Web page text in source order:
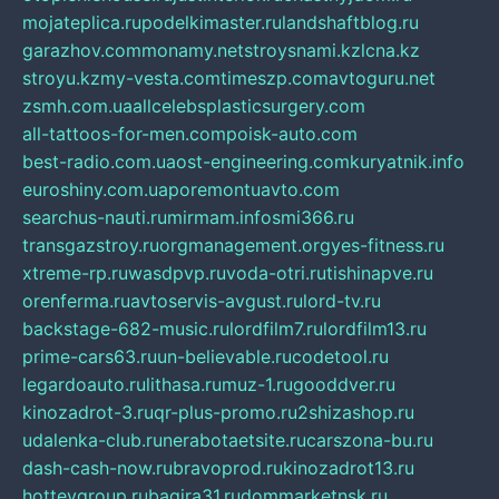
mojateplica.rupodelkimaster.rulandshaftblog.ru
garazhov.commonamy.netstroysnami.kzlcna.kz
stroyu.kzmy-vesta.comtimeszp.comavtoguru.net
zsmh.com.uaallcelebsplasticsurgery.com
all-tattoos-for-men.compoisk-auto.com
best-radio.com.uaost-engineering.comkuryatnik.info
euroshiny.com.uaporemontuavto.com
searchus-nauti.rumirmam.infosmi366.ru
transgazstroy.ruorgmanagement.orgyes-fitness.ru
xtreme-rp.ruwasdpvp.ruvoda-otri.rutishinapve.ru
orenferma.ruavtoservis-avgust.rulord-tv.ru
backstage-682-music.rulordfilm7.rulordfilm13.ru
prime-cars63.ruun-believable.rucodetool.ru
legardoauto.rulithasa.rumuz-1.rugooddver.ru
kinozadrot-3.ruqr-plus-promo.ru2shizashop.ru
udalenka-club.runerabotaetsite.rucarszona-bu.ru
dash-cash-now.rubravoprod.rukinozadrot13.ru